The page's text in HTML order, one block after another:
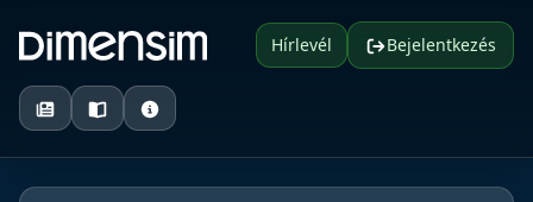
Hírlevél Bejelentkezés